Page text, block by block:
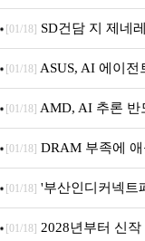
던전 13’ 참가!
[01/18] SD건담 지 제네
아의 용사’ 재개최 및
[01/18] ASUS, AI 에이
[01/18] AMD, AI 추론 반
[01/18] DRAM 부족에 애
퍼 대기
[01/18] '부산인디커넥트
개막... 22일간 진행
[01/18] 2028년부터 신